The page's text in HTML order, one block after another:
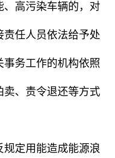
、高污染车辆的，对
责任人员依法给予处
务工作的机构依照
卖、责令退还等方式
定用能造成能源浪